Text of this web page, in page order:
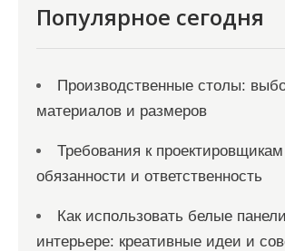
Популярное сегодня
Производственные столы:
материалов и размеров
Требования к
обязанности и ответственность
Как использовать белые
интерьере: креативные идеи и